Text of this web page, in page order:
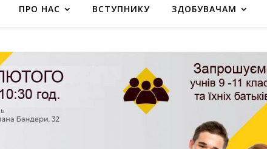
ПРО НАС ВСТУПНИКУ ЗДОБУВАЧАМ